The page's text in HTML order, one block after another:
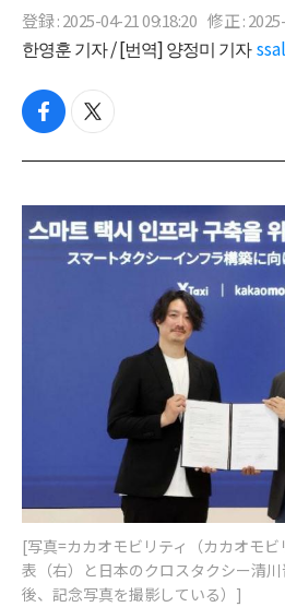
登録 : 2025-04-21 09:18:20 修正 :
한영훈 기자 / [번역] 양정미 기자
f
c
b
o
o
t
i
t
e
r
[写真=カカオモビリティ（カカオモ
表（右）と日本のクロスタクシー清
後、記念写真を撮影している）]